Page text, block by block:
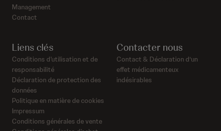
Management
Contact
Contacter nous
Contact & Déclaration d‘un
effet médicamenteux
indésirables
Liens clés
Conditions d’utilisation et de
responsabilité
Déclaration de protection des
données
Politique en matière de cookies
Impressum
Conditions générales de vente